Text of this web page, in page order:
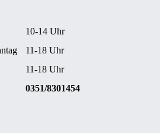
10-14 Uhr
11-18 Uhr
11-18 Uhr
0351/8301454